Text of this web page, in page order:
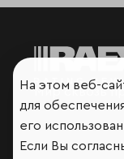
Мир сквозь
На этом веб-
для
его
Если Вы